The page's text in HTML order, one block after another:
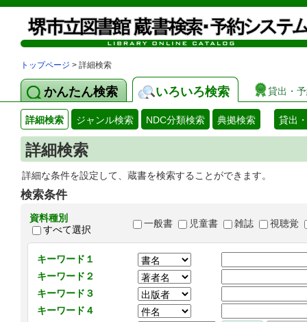
トップページ > 詳細検索
かんたん検索 いろいろ検索 貸出・
詳細検索 ジャンル検索 NDC分類検索 典拠検索 貸出
詳細検索
詳細な条件を設定して、蔵書を検索することができます。
検索条件
資料種別
すべて選択
一般書 児童書 雑誌 視聴覚
キーワード１
キーワード２
キーワード３
キーワード４